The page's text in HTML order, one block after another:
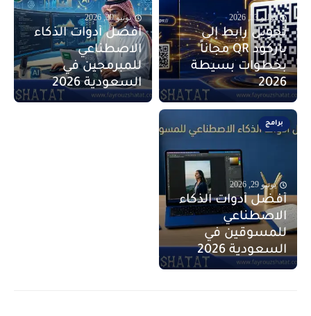
يوليو 23, 2026
تحويل رابط إلى
باركود QR مجاناً
بخطوات بسيطة
2026
يونيو 30, 2026
أفضل أدوات الذكاء
الاصطناعي
للمبرمجين في
السعودية 2026
برامج
يونيو 29, 2026
أفضل أدوات الذكاء
الاصطناعي
للمسوقين في
السعودية 2026